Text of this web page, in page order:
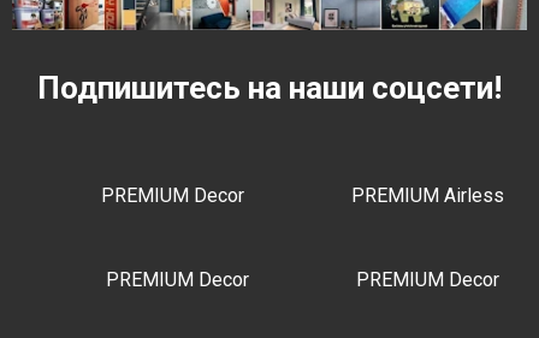
Подпишитесь на наши соцсети!
PREMIUM Decor PREMIUM Airless
PREMIUM Decor PREMIUM Decor